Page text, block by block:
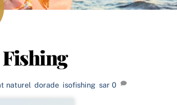
naturel ,dorade isofishing ,sar 0